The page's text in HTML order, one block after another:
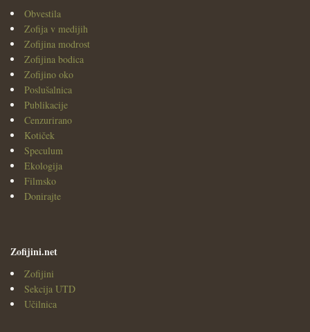
Obvestila
Zofija v medijih
Zofijina modrost
Zofijina bodica
Zofijino oko
Poslušalnica
Publikacije
Cenzurirano
Kotiček
Speculum
Ekologija
Filmsko
Donirajte
Zofijini.net
Zofijini
Sekcija UTD
Učilnica